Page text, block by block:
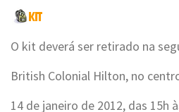
O kit deverá ser retirado na
British Colonial Hilton, no
14 de janeiro de 2012, das 15h